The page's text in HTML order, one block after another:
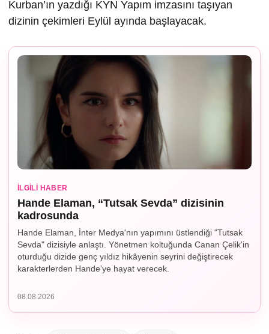
Kurban’ın yazdığı KYN Yapım imzasını taşıyan
dizinin çekimleri Eylül ayında başlayacak.
İLGILI HABER
Hande Elaman, “Tutsak Sevda” dizisinin
kadrosunda
Hande Elaman, İnter Medya'nın yapımını üstlendiği "Tutsak
Sevda" dizisiyle anlaştı. Yönetmen koltuğunda Canan Çelik'in
oturduğu dizide genç yıldız hikâyenin seyrini değiştirecek
karakterlerden Hande'ye hayat verecek.
08.08.2026